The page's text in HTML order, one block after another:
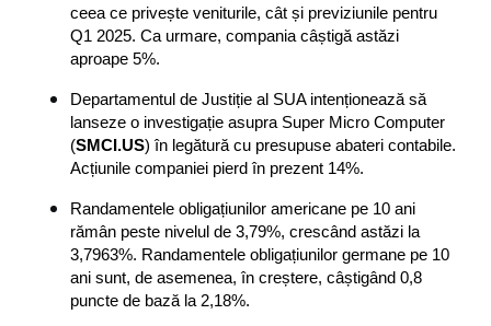
ceea ce privește veniturile, cât și previziunile pentru
Q1 2025. Ca urmare, compania câștigă astăzi
aproape 5%.
Departamentul de Justiție al SUA intenționează să
lanseze o investigație asupra Super Micro Computer
(SMCI.US) în legătură cu presupuse abateri contabile.
Acțiunile companiei pierd în prezent 14%.
Randamentele obligațiunilor americane pe 10 ani
rămân peste nivelul de 3,79%, crescând astăzi la
3,7963%. Randamentele obligațiunilor germane pe 10
ani sunt, de asemenea, în creștere, câștigând 0,8
puncte de bază la 2,18%.